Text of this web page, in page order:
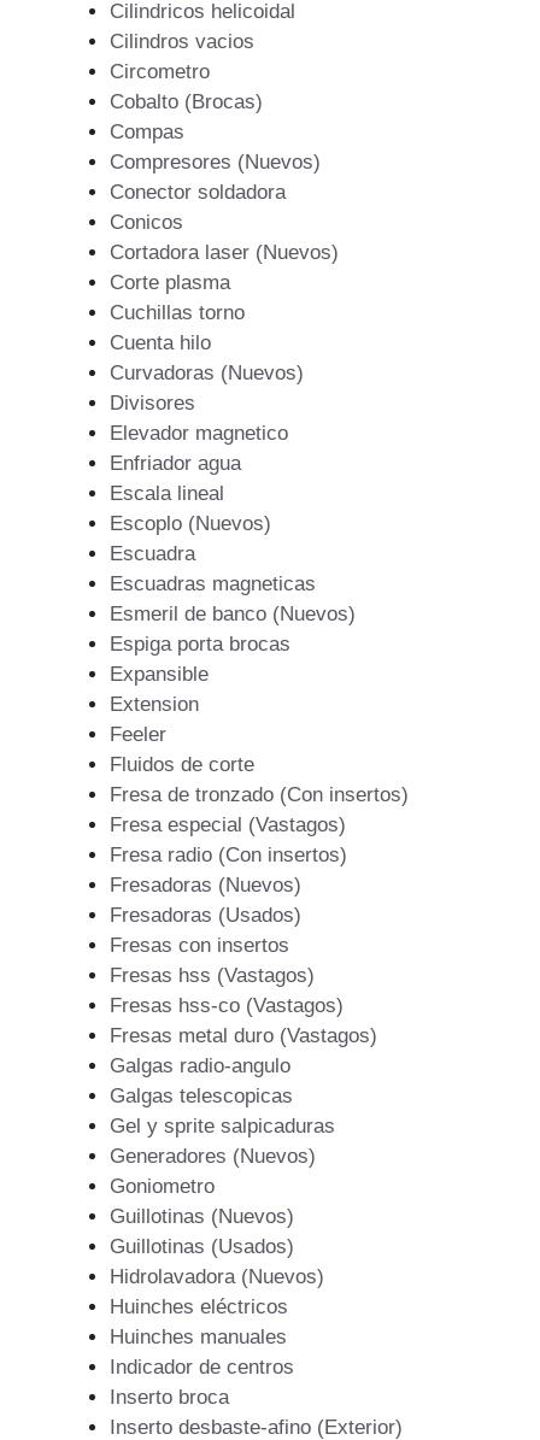
Cilindricos helicoidal
Cilindros vacios
Circometro
Cobalto (Brocas)
Compas
Compresores (Nuevos)
Conector soldadora
Conicos
Cortadora laser (Nuevos)
Corte plasma
Cuchillas torno
Cuenta hilo
Curvadoras (Nuevos)
Divisores
Elevador magnetico
Enfriador agua
Escala lineal
Escoplo (Nuevos)
Escuadra
Escuadras magneticas
Esmeril de banco (Nuevos)
Espiga porta brocas
Expansible
Extension
Feeler
Fluidos de corte
Fresa de tronzado (Con insertos)
Fresa especial (Vastagos)
Fresa radio (Con insertos)
Fresadoras (Nuevos)
Fresadoras (Usados)
Fresas con insertos
Fresas hss (Vastagos)
Fresas hss-co (Vastagos)
Fresas metal duro (Vastagos)
Galgas radio-angulo
Galgas telescopicas
Gel y sprite salpicaduras
Generadores (Nuevos)
Goniometro
Guillotinas (Nuevos)
Guillotinas (Usados)
Hidrolavadora (Nuevos)
Huinches eléctricos
Huinches manuales
Indicador de centros
Inserto broca
Inserto desbaste-afino (Exterior)